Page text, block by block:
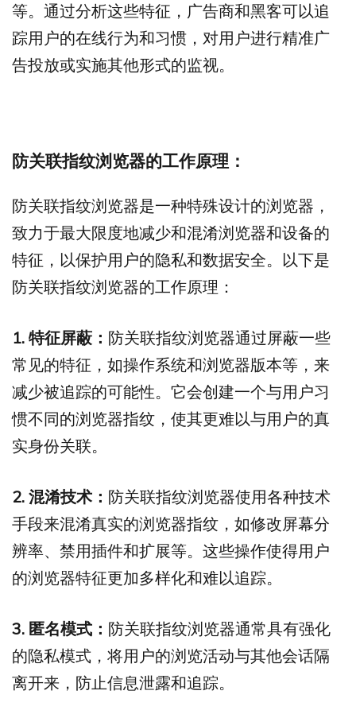
等。通过分析这些特征，广告商和黑客可以追
踪用户的在线行为和习惯，对用户进行精准广
告投放或实施其他形式的监视。
防关联指纹浏览器的工作原理：
防关联指纹浏览器是一种特殊设计的浏览器，
致力于最大限度地减少和混淆浏览器和设备的
特征，以保护用户的隐私和数据安全。以下是
防关联指纹浏览器的工作原理：
1. 特征屏蔽： 防关联指纹浏览器通过屏蔽一些
常见的特征，如操作系统和浏览器版本等，来
减少被追踪的可能性。它会创建一个与用户习
惯不同的浏览器指纹，使其更难以与用户的真
实身份关联。
2. 混淆技术： 防关联指纹浏览器使用各种技术
手段来混淆真实的浏览器指纹，如修改屏幕分
辨率、禁用插件和扩展等。这些操作使得用户
的浏览器特征更加多样化和难以追踪。
3. 匿名模式： 防关联指纹浏览器通常具有强化
的隐私模式，将用户的浏览活动与其他会话隔
离开来，防止信息泄露和追踪。